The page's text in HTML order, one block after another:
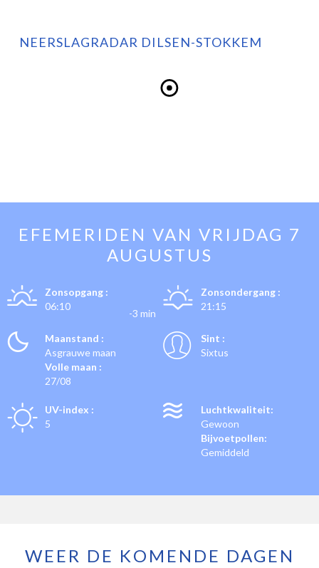
NEERSLAGRADAR DILSEN-STOKKEM
EFEMERIDEN VAN VRIJDAG 7
AUGUSTUS
Zonsopgang :
06:10
-3 min
Zonsondergang :
21:15
Maanstand :
Asgrauwe maan
Volle maan :
27/08
Sint :
Sixtus
UV-index :
5
Luchtkwaliteit:
Gewoon
Bijvoetpollen:
Gemiddeld
WEER DE KOMENDE DAGEN